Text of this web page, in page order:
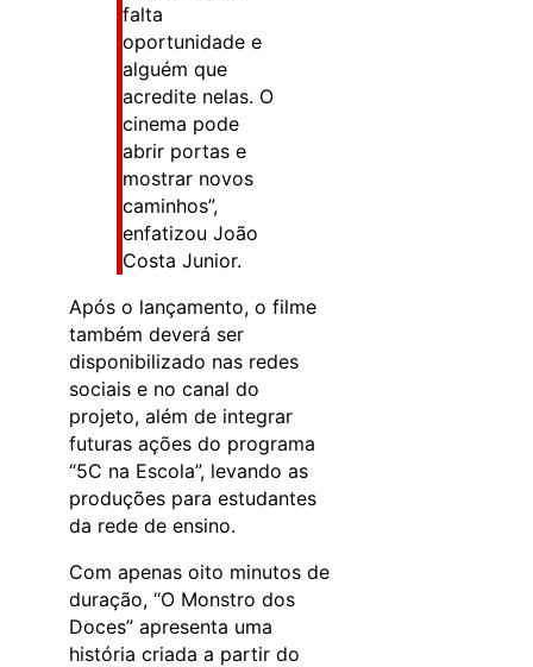
falta
oportunidade e
alguém que
acredite nelas. O
cinema pode
abrir portas e
mostrar novos
caminhos”,
enfatizou João
Costa Junior.
Após o lançamento, o filme
também deverá ser
disponibilizado nas redes
sociais e no canal do
projeto, além de integrar
futuras ações do programa
“5C na Escola”, levando as
produções para estudantes
da rede de ensino.
Com apenas oito minutos de
duração, “O Monstro dos
Doces” apresenta uma
história criada a partir do